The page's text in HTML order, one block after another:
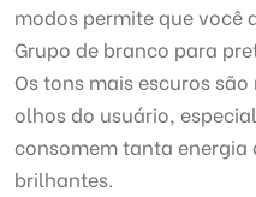
modos permite que você
Grupo de branco para
Os tons mais escuros
olhos do usuário,
consomem tanta energia
brilhantes.